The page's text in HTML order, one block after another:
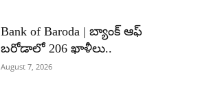
Bank of Baroda | బ్యాంక్‌ ఆఫ్‌
బరోడాలో 206 ఖాళీలు..
August 7, 2026